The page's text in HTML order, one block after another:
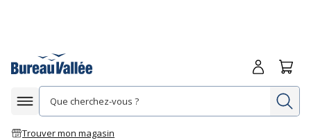
Afficher la navigation
Trouver mon magasin
Me